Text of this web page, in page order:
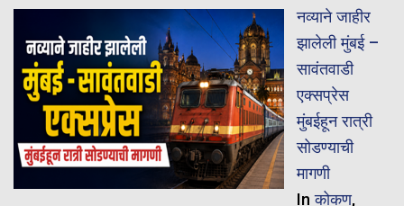
नव्याने जाहीर
झालेली मुंबई –
सावंतवाडी
एक्सप्रेस
मुंबईहून रात्री
सोडण्याची
मागणी
Inकोकण,